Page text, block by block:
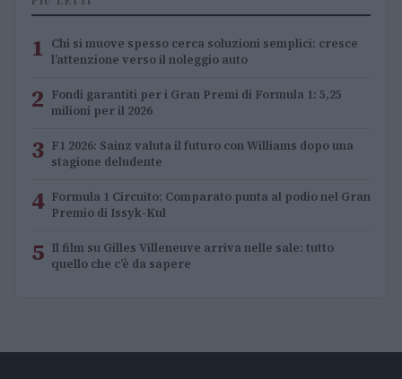
1 Chi si muove spesso cerca soluzioni semplici: cresce
l’attenzione verso il noleggio auto
2 Fondi garantiti per i Gran Premi di Formula 1: 5,25
milioni per il 2026
3 F1 2026: Sainz valuta il futuro con Williams dopo una
stagione deludente
4 Formula 1 Circuito: Comparato punta al podio nel Gran
Premio di Issyk-Kul
5 Il film su Gilles Villeneuve arriva nelle sale: tutto
quello che c’è da sapere